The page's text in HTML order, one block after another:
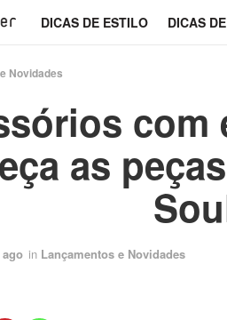
DICAS DE ESTILO DICAS
Novidades
com
as
ago in Lançamentos e Novidades